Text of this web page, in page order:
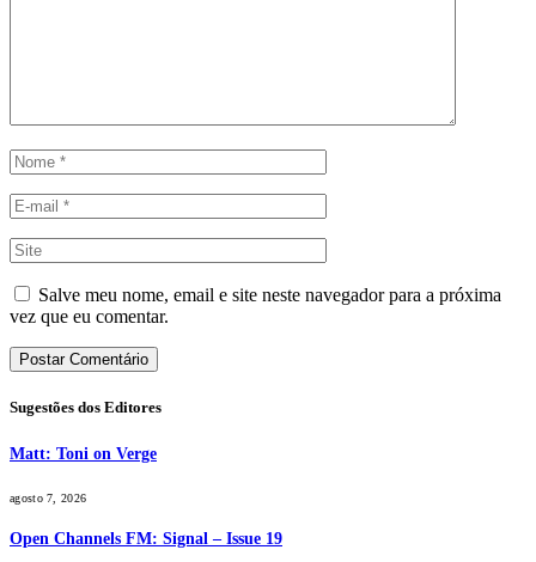
Salve meu nome, email e site neste navegador para a próxima
vez que eu comentar.
Sugestões dos Editores
Matt: Toni on Verge
agosto 7, 2026
Open Channels FM: Signal – Issue 19